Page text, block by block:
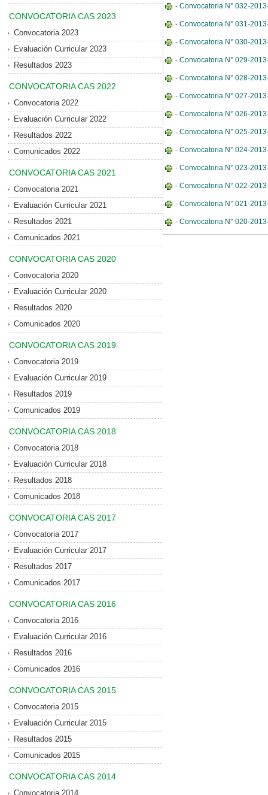
CONVOCATORIA CAS 2023
Convocatoria 2023
Evaluación Curricular 2023
Resultados 2023
CONVOCATORIA CAS 2022
Convocatoria 2022
Evaluación Curricular 2022
Resultados 2022
Comunicados 2022
CONVOCATORIA CAS 2021
Convocatoria 2021
Evaluación Curricular 2021
Resultados 2021
Comunicados 2021
CONVOCATORIA CAS 2020
Convocatoria 2020
Evaluación Curricular 2020
Resultados 2020
Comunicados 2020
CONVOCATORIA CAS 2019
Convocatoria 2019
Evaluación Curricular 2019
Resultados 2019
Comunicados 2019
CONVOCATORIA CAS 2018
Convocatoria 2018
Evaluación Curricular 2018
Resultados 2018
Comunicados 2018
CONVOCATORIA CAS 2017
Convocatoria 2017
Evaluación Curricular 2017
Resultados 2017
Comunicados 2017
CONVOCATORIA CAS 2016
Convocatoria 2016
Evaluación Curricular 2016
Resultados 2016
Comunicados 2016
CONVOCATORIA CAS 2015
Convocatoria 2015
Evaluación Curricular 2015
Resultados 2015
Comunicados 2015
CONVOCATORIA CAS 2014
Convocatoria 2014
- Convocatoria N° 032-
- Convocatoria N° 031-
- Convocatoria N° 030-
- Convocatoria N° 029-
- Convocatoria N° 028-
- Convocatoria N° 027-
- Convocatoria N° 026-
- Convocatoria N° 025-
- Convocatoria N° 024-
- Convocatoria N° 023-
- Convocatoria N° 022-
- Convocatoria N° 021-
- Convocatoria N° 020-